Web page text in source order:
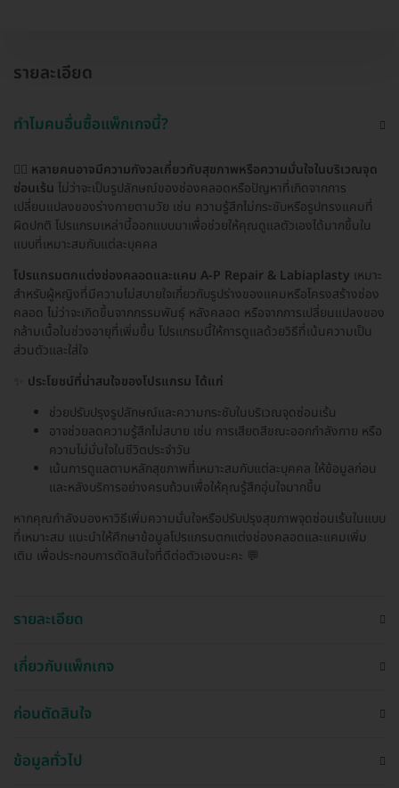
รายละเอียด
ทำไมคนอื่นซื้อแพ็กเกจนี้?
👩‍⚕️ หลายคนอาจมีความกังวลเกี่ยวกับสุขภาพหรือความมั่นใจในบริเวณจุด
ซ่อนเร้น ไม่ว่าจะเป็นรูปลักษณ์ของช่องคลอดหรือปัญหาที่เกิดจากการ
เปลี่ยนแปลงของร่างกายตามวัย เช่น ความรู้สึกไม่กระชับหรือรูปทรงแคมที่
ผิดปกติ โปรแกรมเหล่านี้ออกแบบมาเพื่อช่วยให้คุณดูแลตัวเองได้มากขึ้นใน
แบบที่เหมาะสมกับแต่ละบุคคล
โปรแกรมตกแต่งช่องคลอดและแคม A-P Repair & Labiaplasty เหมาะ
สำหรับผู้หญิงที่มีความไม่สบายใจเกี่ยวกับรูปร่างของแคมหรือโครงสร้างช่อง
คลอด ไม่ว่าจะเกิดขึ้นจากกรรมพันธุ์ หลังคลอด หรือจากการเปลี่ยนแปลงของ
กล้ามเนื้อในช่วงอายุที่เพิ่มขึ้น โปรแกรมนี้ให้การดูแลด้วยวิธีที่เน้นความเป็น
ส่วนตัวและใส่ใจ
ประโยชน์ที่น่าสนใจของโปรแกรม ได้แก่
ช่วยปรับปรุงรูปลักษณ์และความกระชับในบริเวณจุดซ่อนเร้น
อาจช่วยลดความรู้สึกไม่สบาย เช่น การเสียดสีขณะออกกำลังกาย หรือ
ความไม่มั่นใจในชีวิตประจำวัน
เน้นการดูแลตามหลักสุขภาพที่เหมาะสมกับแต่ละบุคคล ให้ข้อมูลก่อน
และหลังบริการอย่างครบถ้วนเพื่อให้คุณรู้สึกอุ่นใจมากขึ้น
หากคุณกำลังมองหาวิธีเพิ่มความมั่นใจหรือปรับปรุงสุขภาพจุดซ่อนเร้นในแบบ
ที่เหมาะสม แนะนำให้ศึกษาข้อมูลโปรแกรมตกแต่งช่องคลอดและแคมเพิ่ม
เติม เพื่อประกอบการตัดสินใจที่ดีต่อตัวเองนะคะ 💬
รายละเอียด
เกี่ยวกับแพ็กเกจ
ก่อนตัดสินใจ
ข้อมูลทั่วไป